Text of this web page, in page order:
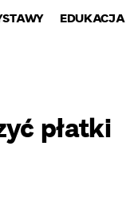
EDUKACJA
płatki